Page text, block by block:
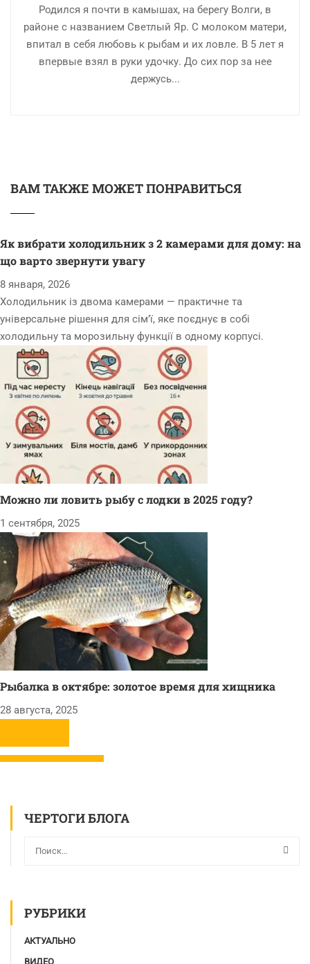
Родился я почти в камышах, на берегу Волги, в
районе с названием Светлый Яр. С молоком матери,
впитал в себя любовь к рыбам и их ловле. В 5 лет я
впервые взял в руки удочку. До сих пор за нее
держусь...
ВАМ ТАКЖЕ МОЖЕТ ПОНРАВИТЬСЯ
Як вибрати холодильник з 2 камерами для дому: на
що варто звернути увагу
8 января, 2026
Холодильник із двома камерами — практичне та
універсальне рішення для сім’ї, яке поєднує в собі
холодильну та морозильну функції в одному корпусі.
Можно ли ловить рыбу с лодки в 2025 году?
1 сентября, 2025
Рыбалка в октябре: золотое время для хищника
28 августа, 2025
ЧЕРТОГИ БЛОГА
РУБРИКИ
АКТУАЛЬНО
ВИДЕО